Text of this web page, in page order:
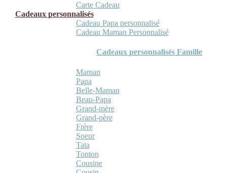
Carte Cadeau
Cadeaux personnalisés
Cadeau Papa personnalisé
Cadeau Maman Personnalisé
Cadeaux personnalisés Famille
Maman
Papa
Belle-Maman
Beau-Papa
Grand-mère
Grand-père
Frère
Soeur
Tata
Tonton
Cousine